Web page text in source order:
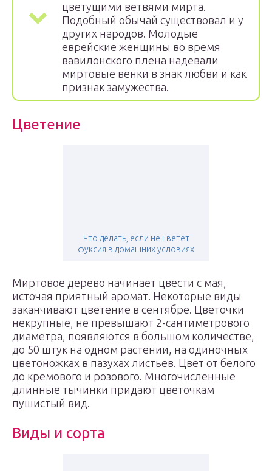
цветущими ветвями мирта.
Подобный обычай существовал и у
других народов. Молодые
еврейские женщины во время
вавилонского плена надевали
миртовые венки в знак любви и как
признак замужества.
Цветение
Что делать, если не цветет
фуксия в домашних условиях
Миртовое дерево начинает цвести с мая,
источая приятный аромат. Некоторые виды
заканчивают цветение в сентябре. Цветочки
некрупные, не превышают 2-сантиметрового
диаметра, появляются в большом количестве,
до 50 штук на одном растении, на одиночных
цветоножках в пазухах листьев. Цвет от белого
до кремового и розового. Многочисленные
длинные тычинки придают цветочкам
пушистый вид.
Виды и сорта